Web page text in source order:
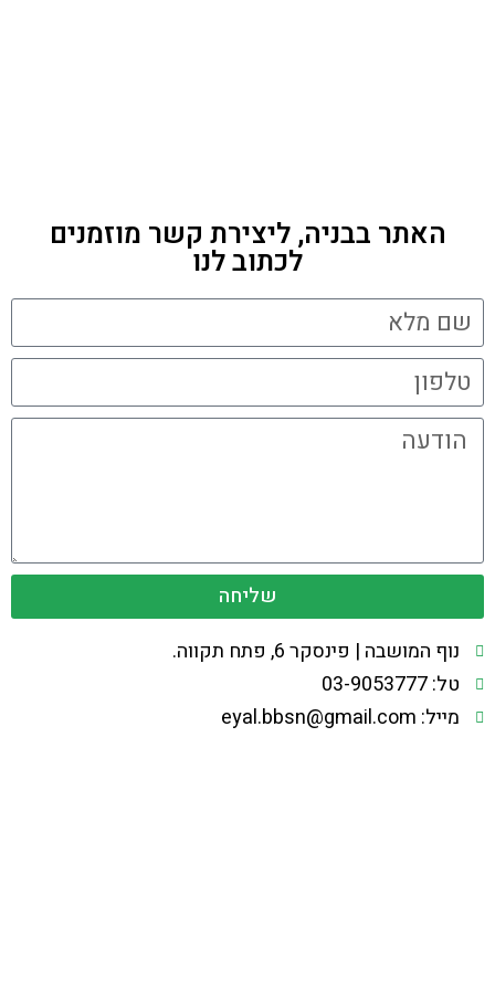
האתר בבניה, ליצירת קשר מוזמנים
לכתוב לנו
שליחה
נוף המושבה | פינסקר 6, פתח תקווה.
טל: 03-9053777
מייל: eyal.bbsn@gmail.com